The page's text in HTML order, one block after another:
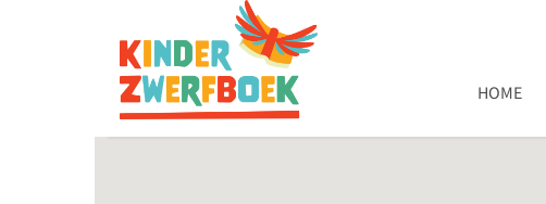
HOME